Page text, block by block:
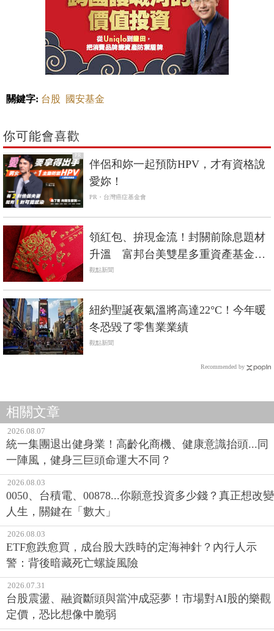
關鍵字: 台股 國安基金
你可能會喜歡
PR
伴侶和妳一起預防HPV，才有資格說
愛妳！
PR・台灣癌症基金會
領紅包、拚現金流！封關前除息題材
升溫 富邦台美雙星多重資產基金成
焦點
觀點新聞
紐約聖誕夜氣溫將高達22°C！今年暖
冬恐毀了零售業業績
觀點新聞
Recommended by
相關文章
2026.08.07
統一集團退出健身業！高齡化商機、健康意識抬頭...同
一陣風，健身三巨頭命運大不同？
2026.08.03
0050、台積電、00878...你願意投資多少錢？真正想改變
人生，關鍵在「數大」
2026.08.03
ETF愈跌愈買，成台股大跌時的定海神針？內行人示
警：背後暗藏死亡螺旋風險
2026.07.31
台股震盪、融資斷頭與當沖成惡夢！市場對AI股的樂觀
定價，恐比想像中脆弱